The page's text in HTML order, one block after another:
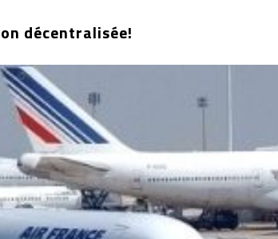
décentralisée!